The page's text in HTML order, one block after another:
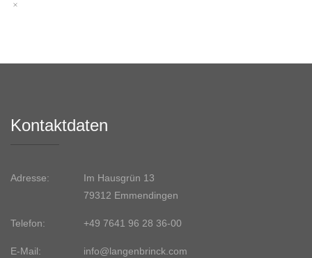
Kontaktdaten
Adresse:
Im Hausgrün 13
79312 Emmendingen
Telefon: +49 7641 96 28 36-00
E-Mail: info@langenbrinck.com